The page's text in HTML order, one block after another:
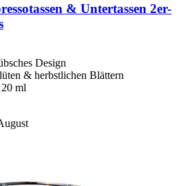
& Untertassen 2er-​
Design
& herbstlichen Blättern
ml